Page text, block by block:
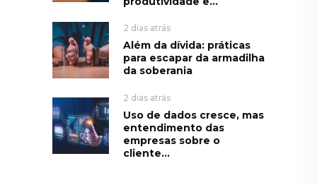
2 dias atrás
Além da dívida: práticas
para escapar da armadilha
da soberania
2 dias atrás
Uso de dados cresce, mas
entendimento das
empresas sobre o
cliente...